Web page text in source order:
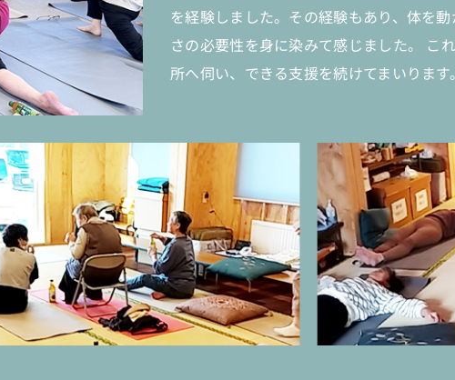
を経験しました。その経験もあり、体を
さの必要性を身に染みて感じました。 こ
所へ伺い、できる支援を続けてまいります。